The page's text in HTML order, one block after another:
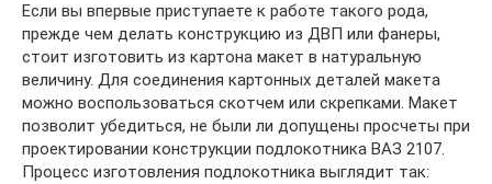
Если вы впервые приступаете к работе такого рода,
прежде чем делать конструкцию из ДВП или фанеры,
стоит изготовить из картона макет в натуральную
величину. Для соединения картонных деталей макета
можно воспользоваться скотчем или скрепками. Макет
позволит убедиться, не были ли допущены просчеты при
проектировании конструкции подлокотника ВАЗ 2107.
Процесс изготовления подлокотника выглядит так: